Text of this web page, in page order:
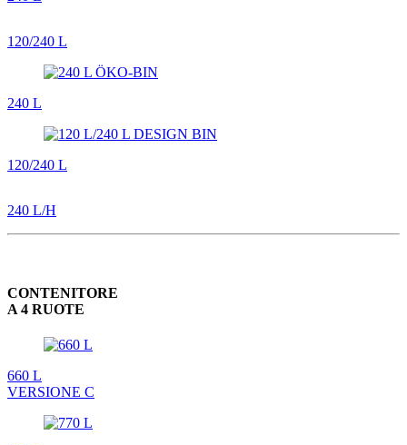
120/240 L
240 L
120/240 L
240 L/H
CONTENITORE
A 4 RUOTE
660 L
VERSIONE C